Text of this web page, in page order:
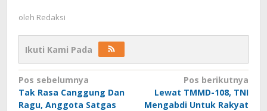
oleh Redaksi
Ikuti Kami Pada
Navigasi
pos
Pos sebelumnya
Tak Rasa Canggung Dan
Ragu, Anggota Satgas
Pos berikutnya
Lewat TMMD-108, TNI
Mengabdi Untuk Rakyat